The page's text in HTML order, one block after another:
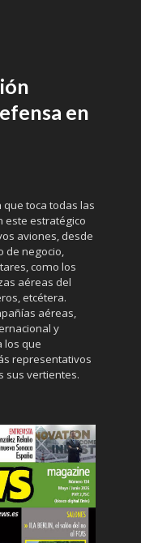
en
toca todas las
este estratégico
aviones, desde
de negocio,
como los
aéreas del
etcétera.
aéreas,
y
los que
representativos
sus vertientes.